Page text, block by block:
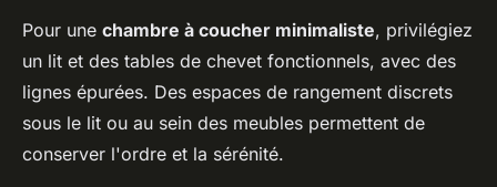
Pour une chambre à coucher minimaliste, privilégiez
un lit et des tables de chevet fonctionnels, avec des
lignes épurées. Des espaces de rangement discrets
sous le lit ou au sein des meubles permettent de
conserver l'ordre et la sérénité.